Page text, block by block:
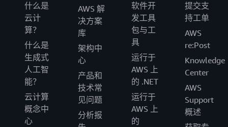
什么是
云计
算？
什么是
生成式
人工智
能？
云计算
概念中
心
AWS 解
决方案
库
架构中
心
产品和
技术常
见问题
分析报
软件开
发工具
包与工
具
运行于
AWS 上
的 .NET
运行于
AWS 上
的
提交支
持工单
AWS
re:Post
Knowledge
Center
AWS
Support
概述